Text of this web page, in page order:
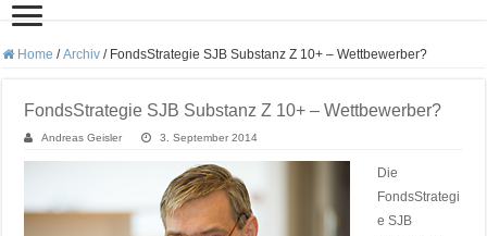
Home / Archiv / FondsStrategie SJB Substanz Z 10+ – Wettbewerber?
FondsStrategie SJB Substanz Z 10+ – Wettbewerber?
Andreas Geisler 3. September 2014
Die
FondsStrategi
e SJB